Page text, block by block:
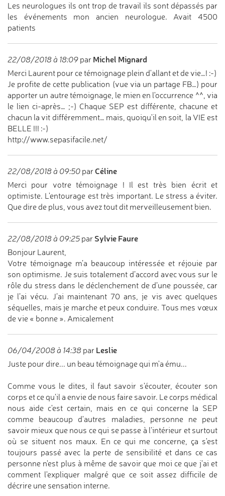
Les neurologues ils ont trop de travail ils sont dépassés par
les événements mon ancien neurologue. Avait 4500
patients
22/08/2018 à 18:09 par Michel Mignard
Merci Laurent pour ce témoignage plein d'allant et de vie…! :-)
Je profite de cette publication (vue via un partage FB…) pour
apporter un autre témoignage, le mien en l'occurrence ^^, via
le lien ci-après… ;-) Chaque SEP est différente, chacune et
chacun la vit différemment… mais, quoiqu'il en soit, la VIE est
BELLE !!! :-)
http://www.sepasifacile.net/
22/08/2018 à 09:50 par Céline
Merci pour votre témoignage ! Il est très bien écrit et
optimiste. L'entourage est très important. Le stress a éviter.
Que dire de plus, vous avez tout dit merveilleusement bien.
22/08/2018 à 09:25 par Sylvie Faure
Bonjour Laurent,
Votre témoignage m’a beaucoup intéressée et réjouie par
son optimisme. Je suis totalement d’accord avec vous sur le
rôle du stress dans le déclenchement de d’une poussée, car
je l’ai vécu. J’ai maintenant 70 ans, je vis avec quelques
séquelles, mais je marche et peux conduire. Tous mes vœux
de vie « bonne ». Amicalement
06/04/2008 à 14:38 par Leslie
Juste pour dire... un beau témoignage qui m'a ému...
Comme vous le dites, il faut savoir s'écouter, écouter son
corps et ce qu'il a envie de nous faire savoir. Le corps médical
nous aide c'est certain, mais en ce qui concerne la SEP
comme beaucoup d'autres maladies, personne ne peut
savoir mieux que nous ce qui se passe à l'intérieur et surtout
où se situent nos maux. En ce qui me concerne, ça s'est
toujours passé avec la perte de sensibilité et dans ce cas
personne n'est plus à même de savoir que moi ce que j'ai et
comment l'expliquer malgré que ce soit assez difficile de
décrire une sensation interne.